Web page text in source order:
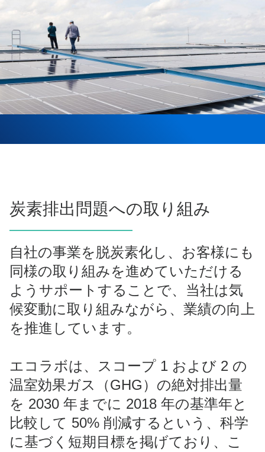
炭素排出問題への取り組み
自社の事業を脱炭素化し、お客様にも
同様の取り組みを進めていただける
ようサポートすることで、当社は気
候変動に取り組みながら、業績の向上
を推進しています。
エコラボは、スコープ 1 および 2 の
温室効果ガス（GHG）の絶対排出量
を 2030 年までに 2018 年の基準年と
比較して 50% 削減するという、科学
に基づく短期目標を掲げており、こ